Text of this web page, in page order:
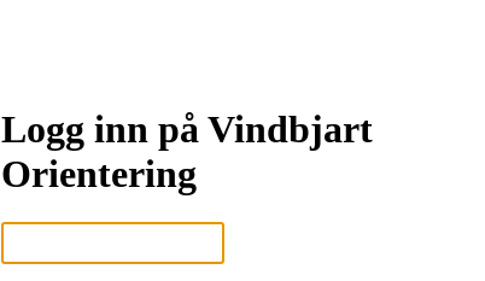
Logg inn på Vindbjart
Orientering